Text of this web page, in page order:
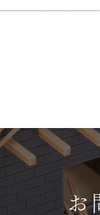
お